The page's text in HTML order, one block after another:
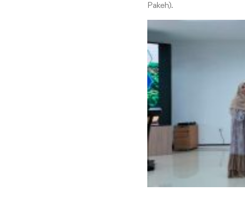
Pakeh).